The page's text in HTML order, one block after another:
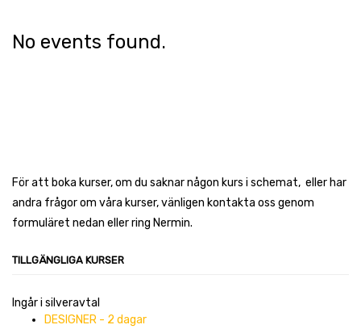
No events found.
För att boka kurser, om du saknar någon kurs i schemat, eller har
andra frågor om våra kurser, vänligen kontakta oss genom
formuläret nedan eller ring Nermin.
TILLGÄNGLIGA KURSER
Ingår i silveravtal
DESIGNER - 2 dagar